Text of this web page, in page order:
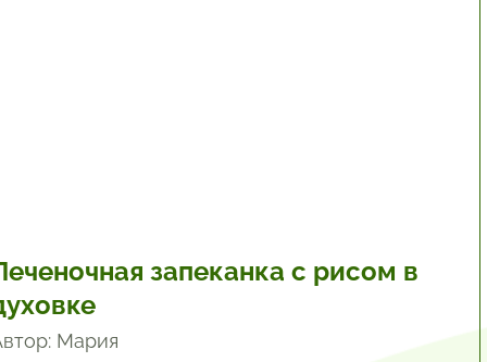
запеканка с рисом в
Мария